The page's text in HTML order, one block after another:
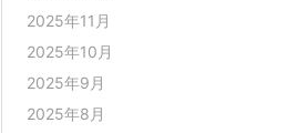
2025年11月
2025年10月
2025年9月
2025年8月